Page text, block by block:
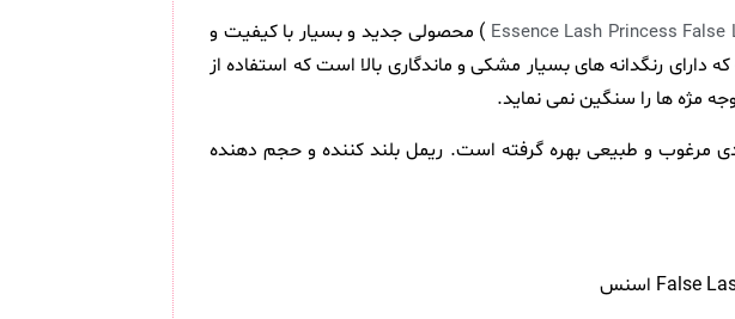
) محصولی جدید و بسیار با کیفیت و
رنگدانه های بسیار مشکی و ماندگاری بالا است که استفاده از
مژه ها را سنگین نمی نماید.
و طبیعی بهره گرفته است. ریمل بلند کننده و حجم دهنده